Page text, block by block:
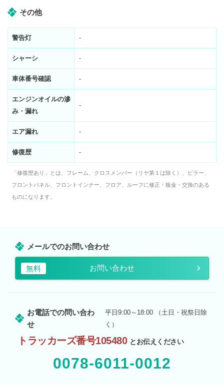
その他
警告灯 -
シャーシ -
車体番号確認 -
エンジンオイルの滲
み・漏れ
-
エア漏れ -
修復歴 -
「修復歴あり」とは、フレーム、クロスメンバー（リヤ第１は除く）、ピラー、
フロントパネル、フロントインナー、フロア、ルーフに修正・板金・交換のある
ものになります。
メールでのお問い合わせ
無料 お問い合わせ
お電話での問い合わ
せ
平日9:00～18:00 （土日・祝祭日除
く）
トラッカーズ番号105480 とお伝えください
0078-6011-0012